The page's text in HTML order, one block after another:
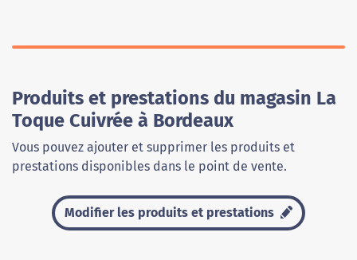
Produits et prestations du magasin La
Toque Cuivrée à Bordeaux
Vous pouvez ajouter et supprimer les produits et
prestations disponibles dans le point de vente.
Modifier les produits et prestations